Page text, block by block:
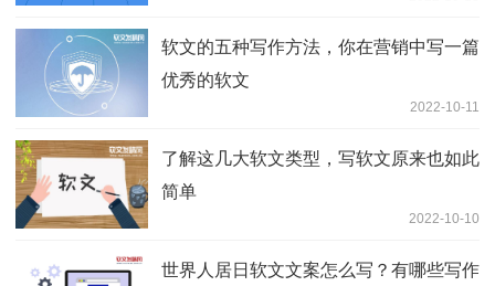
软文的五种写作方法，你在营销中写一篇
优秀的软文
2022-10-11
了解这几大软文类型，写软文原来也如此
简单
2022-10-10
世界人居日软文文案怎么写？有哪些写作